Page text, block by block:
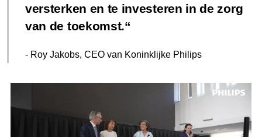
versterken en te investeren in de zorg
van de toekomst.
- Roy Jakobs, CEO van Koninklijke Philips